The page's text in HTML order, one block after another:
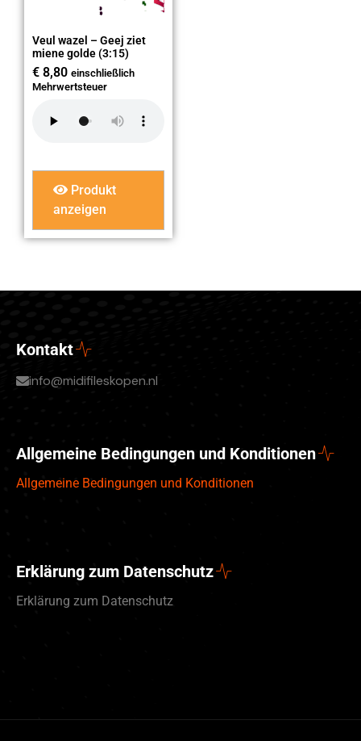
Veul wazel – Geej ziet
miene golde (3:15)
€ 8,80 einschließlich
Mehrwertsteuer
Produkt
anzeigen
Kontakt
info@midifileskopen.nl
Allgemeine Bedingungen und Konditionen
Allgemeine Bedingungen und Konditionen
Erklärung zum Datenschutz
Erklärung zum Datenschutz